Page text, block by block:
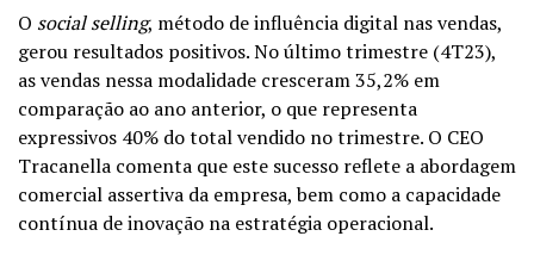
O social selling, método de influência digital nas vendas,
gerou resultados positivos. No último trimestre (4T23),
as vendas nessa modalidade cresceram 35,2% em
comparação ao ano anterior, o que representa
expressivos 40% do total vendido no trimestre. O CEO
Tracanella comenta que este sucesso reflete a abordagem
comercial assertiva da empresa, bem como a capacidade
contínua de inovação na estratégia operacional.